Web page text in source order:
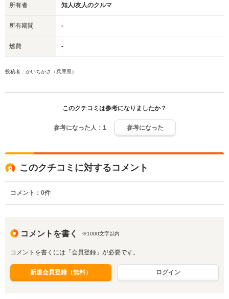
所有者 知人/友人のクルマ
所有期間 -
燃費 -
投稿者：かいちかさ（兵庫県）
このクチコミは参考になりましたか？
参考になった人： 1 参考になった
このクチコミに対するコメント
コメント： 0件
コメントを書く ※1000文字以内
コメントを書くには「会員登録」が必要です。
新規会員登録（無料） ログイン